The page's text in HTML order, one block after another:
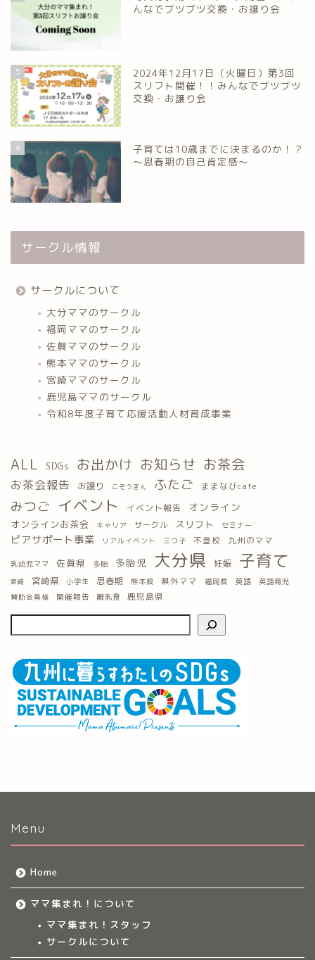
んなでブツブツ交換・お譲り会
5
2024年12月17日（火曜日）第3回
スリフト開催！！みんなでブツブツ
交換・お譲り会
6
子育ては10歳までに決まるのか！？
～思春期の自己肯定感～
サークル情報
サークルについて
大分ママのサークル
福岡ママのサークル
佐賀ママのサークル
熊本ママのサークル
宮崎ママのサークル
鹿児島ママのサークル
令和8年度子育て応援活動人材育成事業
ALL SDGs お出かけ お知らせ お茶会
お茶会報告 お譲り こぞうきん ふたご ままなびcafe
みつご イベント イベント報告 オンライン
オンラインお茶会 キャリア サークル スリフト セミナー
ピアサポート事業 リアルイベント 三つ子 不登校 九州のママ
乳幼児ママ 佐賀県 多胎 多胎児 大分県 妊娠 子育て
宮崎 宮崎県 小学生 思春期 熊本県 県外ママ 福岡県 英語 英語育児
賛助会員様 開催報告 離乳食 鹿児島県
Menu
Home
ママ集まれ！について
ママ集まれ！スタッフ
サークルについて